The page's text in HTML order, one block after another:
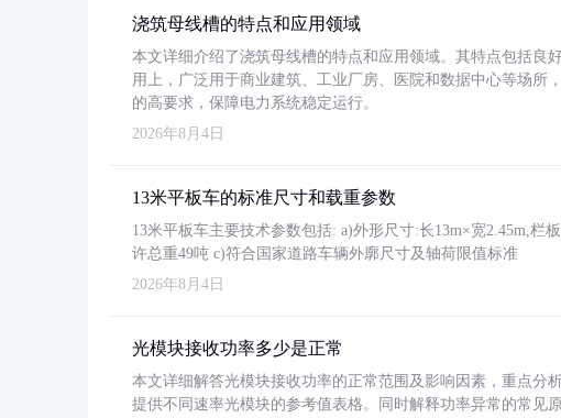
浇筑母线槽的特点和应用领域
本文详细介绍了浇筑母线槽的特点和应用领域。其特点包括良
用上，广泛用于商业建筑、工业厂房、医院和数据中心等场所
的高要求，保障电力系统稳定运行。
2026年8月4日
13米平板车的标准尺寸和载重参数
13米平板车主要技术参数包括: a)外形尺寸:长13m×宽2.45m,栏
许总重49吨 c)符合国家道路车辆外廓尺寸及轴荷限值标准
2026年8月4日
光模块接收功率多少是正常
本文详细解答光模块接收功率的正常范围及影响因素，重点分
提供不同速率光模块的参考值表格。同时解释功率异常的常见